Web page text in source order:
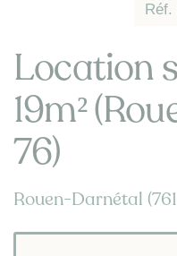
Réf.
Location
19m²
76)
Rouen-Darnétal